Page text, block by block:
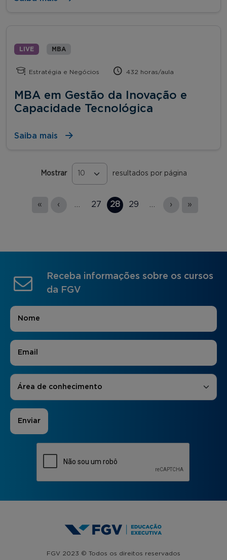
LIVE MBA
Estratégia e Negócios 432 horas/aula
MBA em Gestão da Inovação e
Capacidade Tecnológica
Saiba mais
Mostrar resultados por página
« ‹ 27 28 29 › »
Receba informações sobre os cursos
da FGV
Nome
E-mail
Áreas de Interesse
Área de conhecimento
FGV 2023 © Todos os direitos reservados